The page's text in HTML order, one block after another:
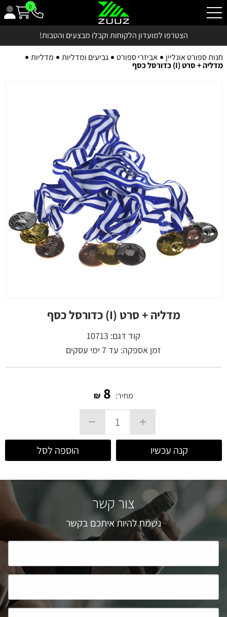
0
הצטרפו למועדון הלקוחות וקבלו מבצעים והטבות!
חנות ספורט אונליין אביזרי ספורט גביעים ומדליות מדליות
מדליה + סרט (I) כדורסל כסף
מדליה + סרט (I) כדורסל כסף
קוד דגם: 10713
זמן אספקה: עד 7 ימי עסקים
מחיר: 8
₪
קנה עכשיו הוספה לסל
צור קשר
נשמח להיות איתכם בקשר